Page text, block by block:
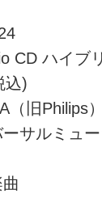
CD ハイブ
込)
旧Philips）
サルミュ